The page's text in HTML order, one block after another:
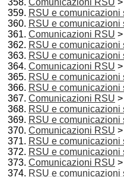
Comunicazioni RSU >
RSU e
RSU e
Comunicazioni RSU >
RSU e
RSU e
Comunicazioni RSU >
RSU e
RSU e
Comunicazioni RSU >
RSU e
RSU e
Comunicazioni RSU >
RSU e
RSU e
Comunicazioni RSU >
RSU e